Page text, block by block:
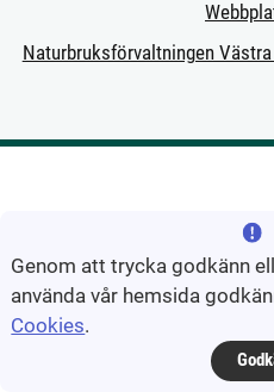
Naturbruksförvaltningen
Genom att trycka godkänn
använda vår hemsida
Cookies.